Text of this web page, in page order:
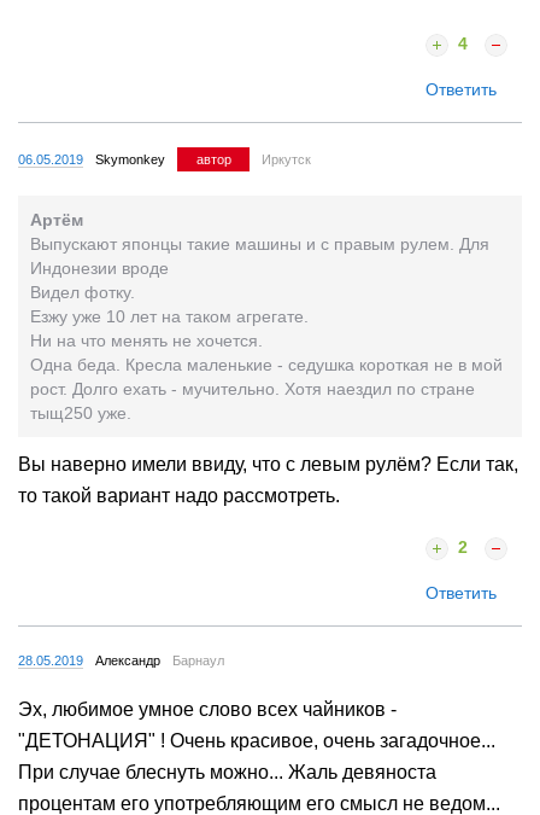
4
Ответить
06.05.2019 Skymonkey автор Иркутск
Артём
Выпускают японцы такие машины и с правым рулем. Для
Индонезии вроде
Видел фотку.
Езжу уже 10 лет на таком агрегате.
Ни на что менять не хочется.
Одна беда. Кресла маленькие - седушка короткая не в мой
рост. Долго ехать - мучительно. Хотя наездил по стране
тыщ250 уже.
Вы наверно имели ввиду, что с левым рулём? Если так,
то такой вариант надо рассмотреть.
2
Ответить
28.05.2019 Александр Барнаул
Эх, любимое умное слово всех чайников -
"ДЕТОНАЦИЯ" ! Очень красивое, очень загадочное...
При случае блеснуть можно... Жаль девяноста
процентам его употребляющим его смысл не ведом...